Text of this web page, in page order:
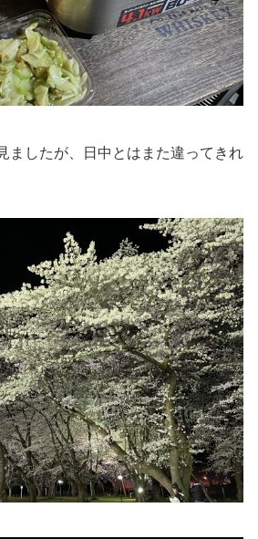
ましたが、日中とはまた違ってきれ